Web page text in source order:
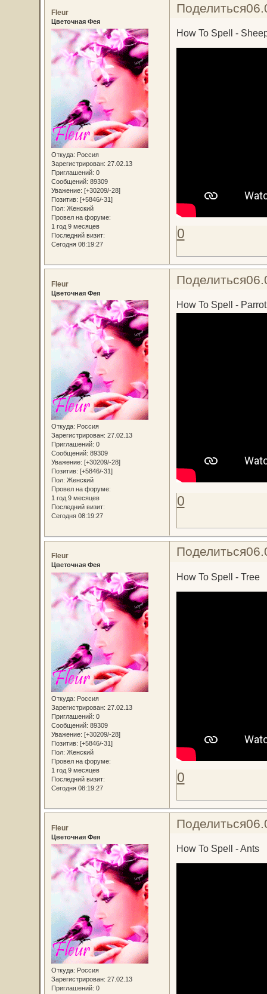
Поделиться
Fleur
Цветочная Фея
Откуда: Россия
Зарегистрирован: 27.02.13
Приглашений: 0
Сообщений: 89309
Уважение: [+30209/-28]
Позитив: [+5846/-31]
Пол: Женский
Провел на форуме:
1 год 9 месяцев
Последний визит:
Сегодня 08:19:27
How To Spell -
0
Поделиться
Fleur
Цветочная Фея
Откуда: Россия
Зарегистрирован: 27.02.13
Приглашений: 0
Сообщений: 89309
Уважение: [+30209/-28]
Позитив: [+5846/-31]
Пол: Женский
Провел на форуме:
1 год 9 месяцев
Последний визит:
Сегодня 08:19:27
How To Spell - Parrot
0
Поделиться
Fleur
Цветочная Фея
Откуда: Россия
Зарегистрирован: 27.02.13
Приглашений: 0
Сообщений: 89309
Уважение: [+30209/-28]
Позитив: [+5846/-31]
Пол: Женский
Провел на форуме:
1 год 9 месяцев
Последний визит:
Сегодня 08:19:27
How To Spell - Tree
0
Поделиться
Fleur
Цветочная Фея
Откуда: Россия
Зарегистрирован: 27.02.13
Приглашений: 0
How To Spell - Ants